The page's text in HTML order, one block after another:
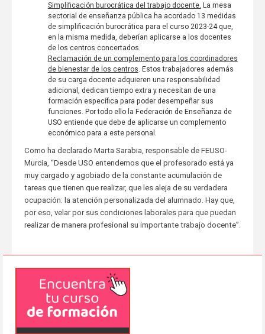
Simplificación burocrática del trabajo docente. La mesa
sectorial de enseñanza pública ha acordado 13 medidas
de simplificación burocrática para el curso 2023-24 que,
en la misma medida, deberían aplicarse a los docentes
de los centros concertados.
Reclamación de un complemento para los coordinadores
de bienestar de los centros . Estos trabajadores además
de su carga docente adquieren una responsabilidad
adicional, dedican tiempo extra y necesitan de una
formación específica para poder desempeñar sus
funciones. Por todo ello la Federación de Enseñanza de
USO entiende que debe de aplicarse un complemento
económico para a este personal.
Como ha declarado Marta Sarabia, responsable de FEUSO-
Murcia, “Desde USO entendemos que el profesorado está ya
muy cargado y agobiado de la constante acumulación de
tareas que tienen que realizar, que les aleja de su verdadera
ocupación: la atención personalizada del alumnado. Hay que,
por eso, velar por sus condiciones laborales para que puedan
realizar de manera profesional su importante trabajo docente”.